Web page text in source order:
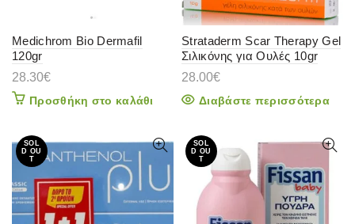
Medichrom Bio Dermafil
120gr
28.30€
Προσθήκη στο καλάθι
Strataderm Scar Therapy Gel
Σιλικόνης για Ουλές 10gr
28.00€
Διαβάστε περισσότερα
SOL
D OU
T
SOL
D OU
T